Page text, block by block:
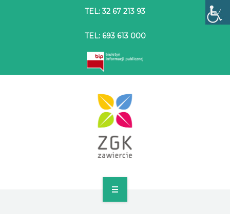
TEL: 32 67 213 93
TEL: 693 613 000